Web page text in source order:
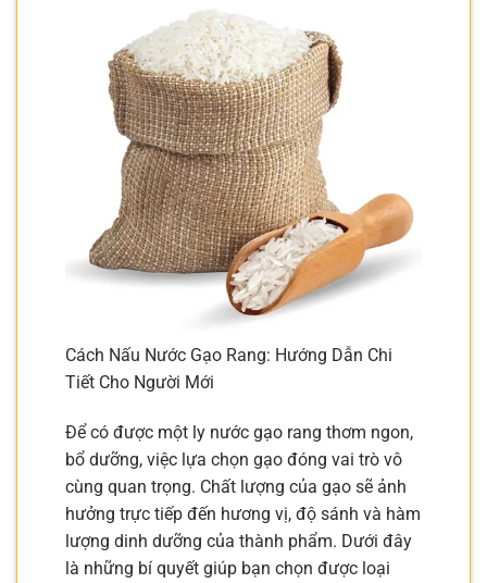
Cách Nấu Nước Gạo Rang: Hướng Dẫn Chi
Tiết Cho Người Mới
Để có được một ly nước gạo rang thơm ngon,
bổ dưỡng, việc lựa chọn gạo đóng vai trò vô
cùng quan trọng. Chất lượng của gạo sẽ ảnh
hưởng trực tiếp đến hương vị, độ sánh và hàm
lượng dinh dưỡng của thành phẩm. Dưới đây
là những bí quyết giúp bạn chọn được loại